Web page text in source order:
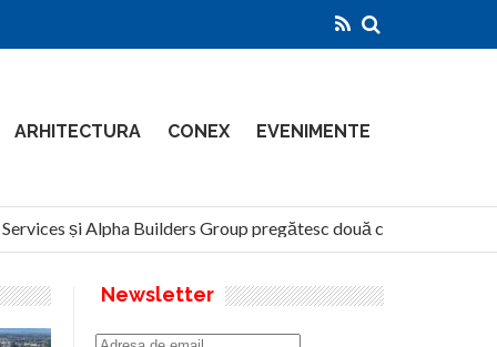
ARHITECTURA CONEX EVENIMENTE
și Alpha Builders Group pregătesc două clădiri de 14
Newsletter